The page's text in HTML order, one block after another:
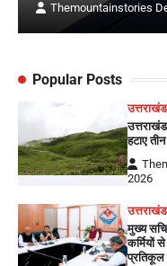
Themountainstories
Popular Posts
उत्तराखंड
हटाए
2026
उत्तराखंड
मुख्य
कर्मियों
प्रतिकूल